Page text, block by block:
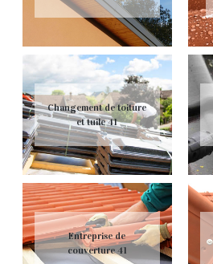
Changement de toiture
et tuile 41
Entreprise de
couverture 41